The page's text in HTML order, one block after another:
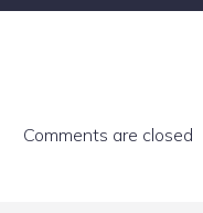
Comments are closed